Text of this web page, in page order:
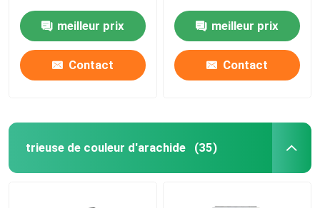
meilleur prix
Contact
meilleur prix
Contact
trieuse de couleur d'arachide (35)